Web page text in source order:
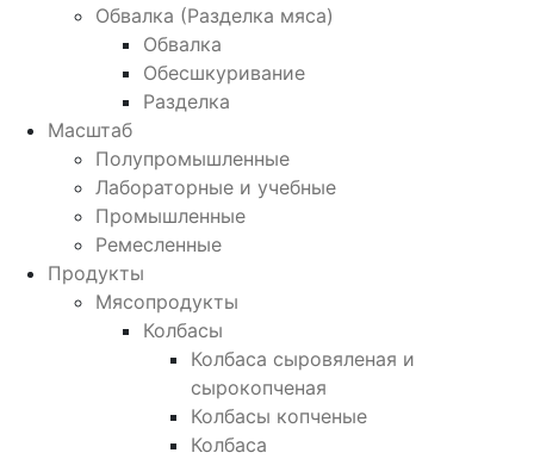
Обвалка (Разделка мяса)
Обвалка
Обесшкуривание
Разделка
Масштаб
Полупромышленные
Лабораторные и учебные
Промышленные
Ремесленные
Продукты
Мясопродукты
Колбасы
Колбаса сыровяленая и
сырокопченая
Колбасы копченые
Колбаса